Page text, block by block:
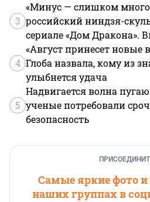
3
«Минус — слишком много
российский ниндзя-
сериале «Дом Дракона».
4
«Август принесет новые
Глоба назвала, кому из
улыбнется удача
5
Надвигается волна
ученые потребовали
безопасность
Самые яркие фото
наших группах в